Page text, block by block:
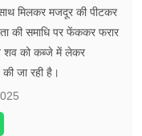
मिलकर मजदूर की पीटकर
की समाधि पर फेंककर फरार
शव को कब्जे में लेकर
जा रही है।